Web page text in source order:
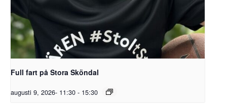
Full fart på Stora Sköndal
augusti 9, 2026- 11:30 - 15:30